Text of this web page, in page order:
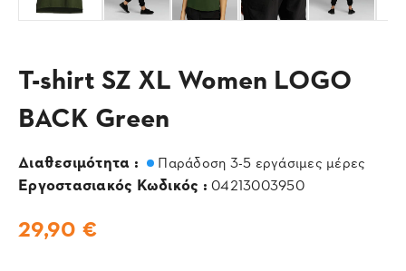
T-shirt SZ XL Women LOGO
BACK Green
Διαθεσιμότητα : Παράδοση 3-5 εργάσιμες μέρες
Εργοστασιακός Κωδικός : 04213003950
29,90 €